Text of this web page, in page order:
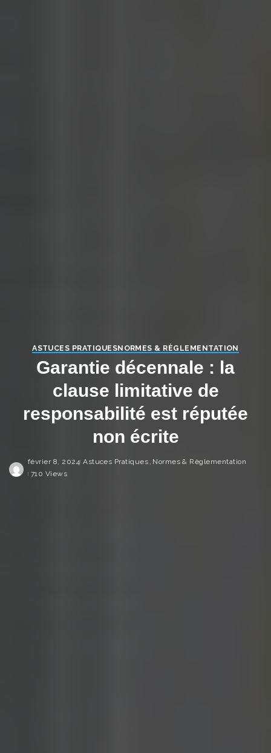
ASTUCES PRATIQUESNORMES & RÈGLEMENTATION
Garantie décennale : la
clause limitative de
responsabilité est réputée
non écrite
février 8, 2024 Astuces Pratiques Normes & Règlementation
710 Views